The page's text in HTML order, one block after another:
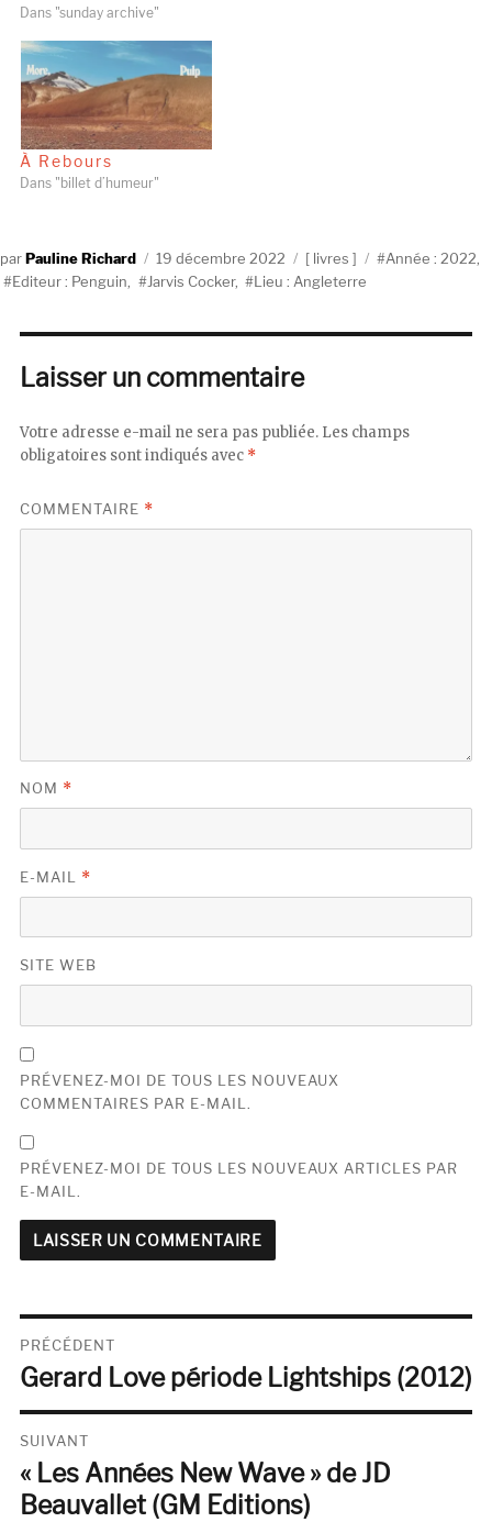
Dans "sunday archive"
À Rebours
Dans "billet d’humeur"
AuteurPauline Richard
Publié
le
19 décembre 2022 Catégories
livres Étiquettes
Année : 2022
Editeur : Penguin
Jarvis Cocker, Lieu : Angleterre
Laisser un commentaire
Votre adresse e-mail ne sera pas publiée. Les champs
obligatoires sont indiqués avec *
COMMENTAIRE *
NOM *
E-MAIL *
SITE WEB
PRÉVENEZ-MOI DE TOUS LES NOUVEAUX
COMMENTAIRES PAR E-MAIL.
PRÉVENEZ-MOI DE TOUS LES NOUVEAUX ARTICLES PAR
E-MAIL.
Navigation
de
l’article
PRÉCÉDENT
Publication
Gerard Love période Lightships (2012)
SUIVANT
Publication
suivante :
« Les Années New Wave » de JD
Beauvallet (GM Editions)